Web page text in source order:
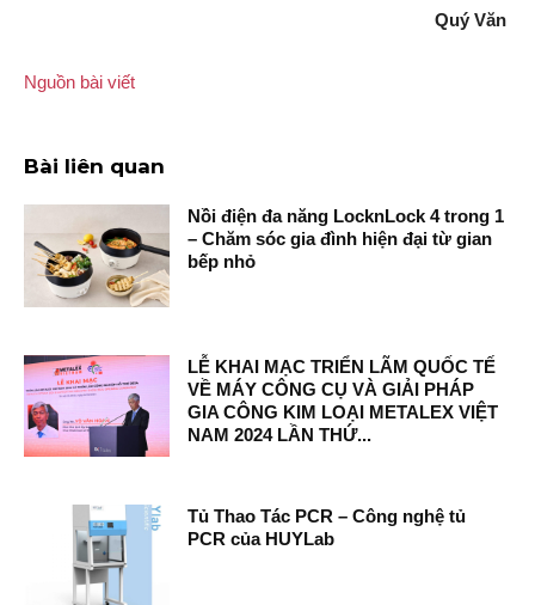
Quý Văn
Nguồn bài viết
Bài liên quan
Nồi điện đa năng LocknLock 4 trong 1
– Chăm sóc gia đình hiện đại từ gian
bếp nhỏ
LỄ KHAI MẠC TRIỂN LÃM QUỐC TẾ
VỀ MÁY CÔNG CỤ VÀ GIẢI PHÁP
GIA CÔNG KIM LOẠI METALEX VIỆT
NAM 2024 LẦN THỨ...
Tủ Thao Tác PCR – Công nghệ tủ
PCR của HUYLab